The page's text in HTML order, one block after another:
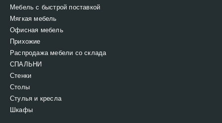
Мебель с быстрой поставкой
Мягкая мебель
Офисная мебель
Прихожие
Распродажа мебели со склада
СПАЛЬНИ
Стенки
Столы
Стулья и кресла
Шкафы